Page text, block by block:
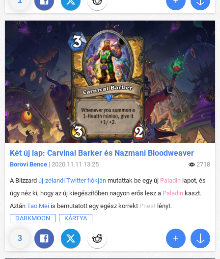
3
Két új lap: Carvinal Barker és Nazmani Bloodweaver
Borovi Bence | 2020.11.11 13:25 2718
A Blizzard új-zélandi Twitter fiókján mutattak be egy új Paladin lapot, és
úgy néz ki, hogy az új kiegészítőben nagyon erős lesz a Paladin kaszt.
Aztán Tao Mei is bemutatott egy egész korrekt Priest lényt.
DARKMOON
KÁRTYA